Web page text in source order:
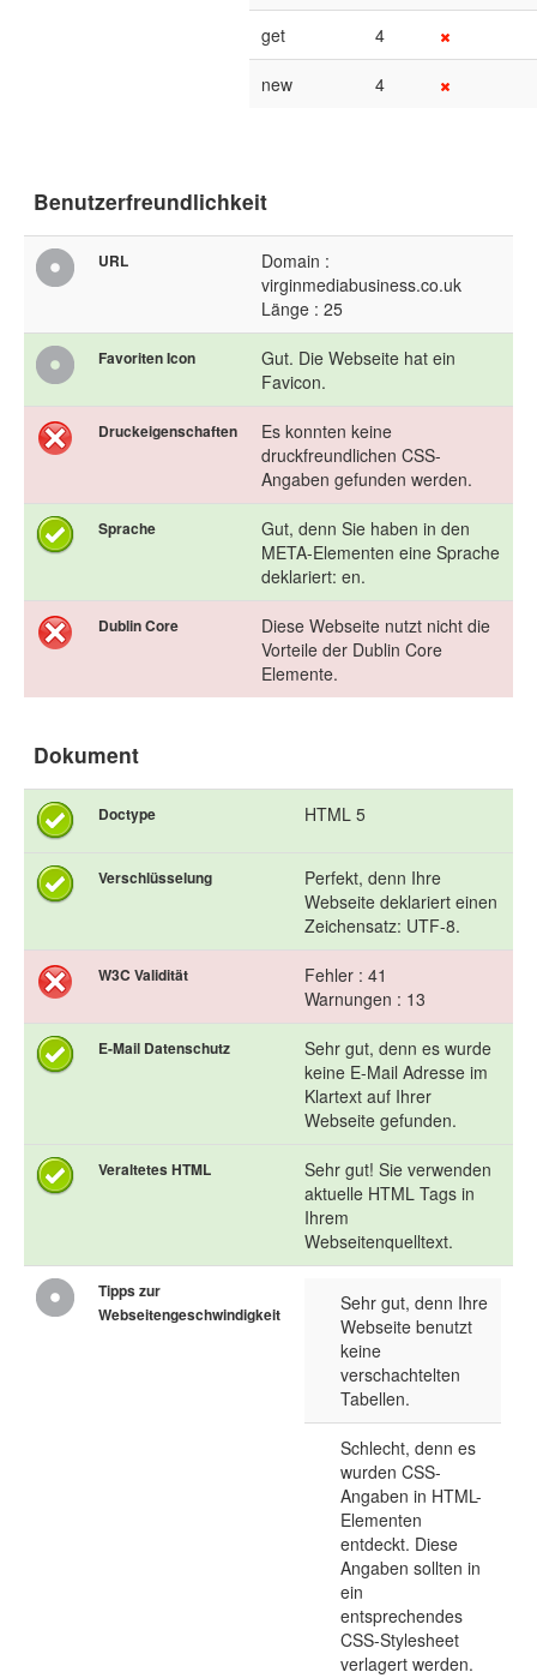
get 4
new 4
Benutzerfreundlichkeit
URL
Domain :
virginmediabusiness.co.uk
Länge : 25
Favoriten Icon
Gut. Die Webseite hat ein
Favicon.
Druckeigenschaften
Es konnten keine
druckfreundlichen CSS-
Angaben gefunden werden.
Sprache
Gut, denn Sie haben in den
META-Elementen eine Sprache
deklariert: en.
Dublin Core
Diese Webseite nutzt nicht die
Vorteile der Dublin Core
Elemente.
Dokument
Doctype HTML 5
Verschlüsselung
Perfekt, denn Ihre
Webseite deklariert einen
Zeichensatz: UTF-8.
W3C Validität
Fehler : 41
Warnungen : 13
E-Mail Datenschutz
Sehr gut, denn es wurde
keine E-Mail Adresse im
Klartext auf Ihrer
Webseite gefunden.
Veraltetes HTML
Sehr gut! Sie verwenden
aktuelle HTML Tags in
Ihrem
Webseitenquelltext.
Tipps zur
Webseitengeschwindigkeit
Sehr gut, denn Ihre
Webseite benutzt
keine
verschachtelten
Tabellen.
Schlecht, denn es
wurden CSS-
Angaben in HTML-
Elementen
entdeckt. Diese
Angaben sollten in
ein
entsprechendes
CSS-Stylesheet
verlagert werden.